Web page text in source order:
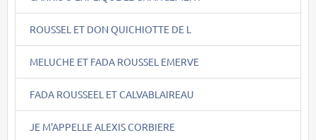
ROUSSEL ET DON QUICHIOTTE DE L
MELUCHE ET FADA ROUSSEL EMERVE
FADA ROUSSEEL ET CALVABLAIREAU
JE M'APPELLE ALEXIS CORBIERE